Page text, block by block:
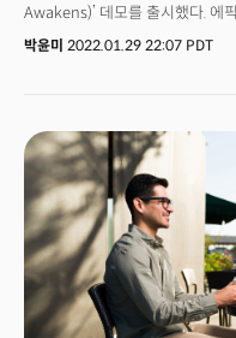
Awakens)’ 데모를 출시했다. 에
데모를 통해 게임의 미래와 시각
씬'을 만든 인물이다. 그는 영화,
가지 경험을 바탕으로 현재 메타
리브레리 CTO는 “메타버스를
(매트릭스 어웨이큰스 데모를)
CTO는 게임즈비트 서밋에 출연
자동차 등 점점 실제와 비슷해지
완전히 허물을 만큼 충분히 강력
아직 인간처럼 행동, 반응하고,
세계를 만들기까지는 갈 길이 멀
박윤미 2022.01.29 22:07 PDT